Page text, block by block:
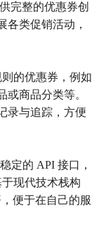
完整的优惠券创
各类促销活动，
的优惠券，例如
商品分类等。
录与追踪，方便
定的 API 接口，
现代技术栈构
便于在自己的服